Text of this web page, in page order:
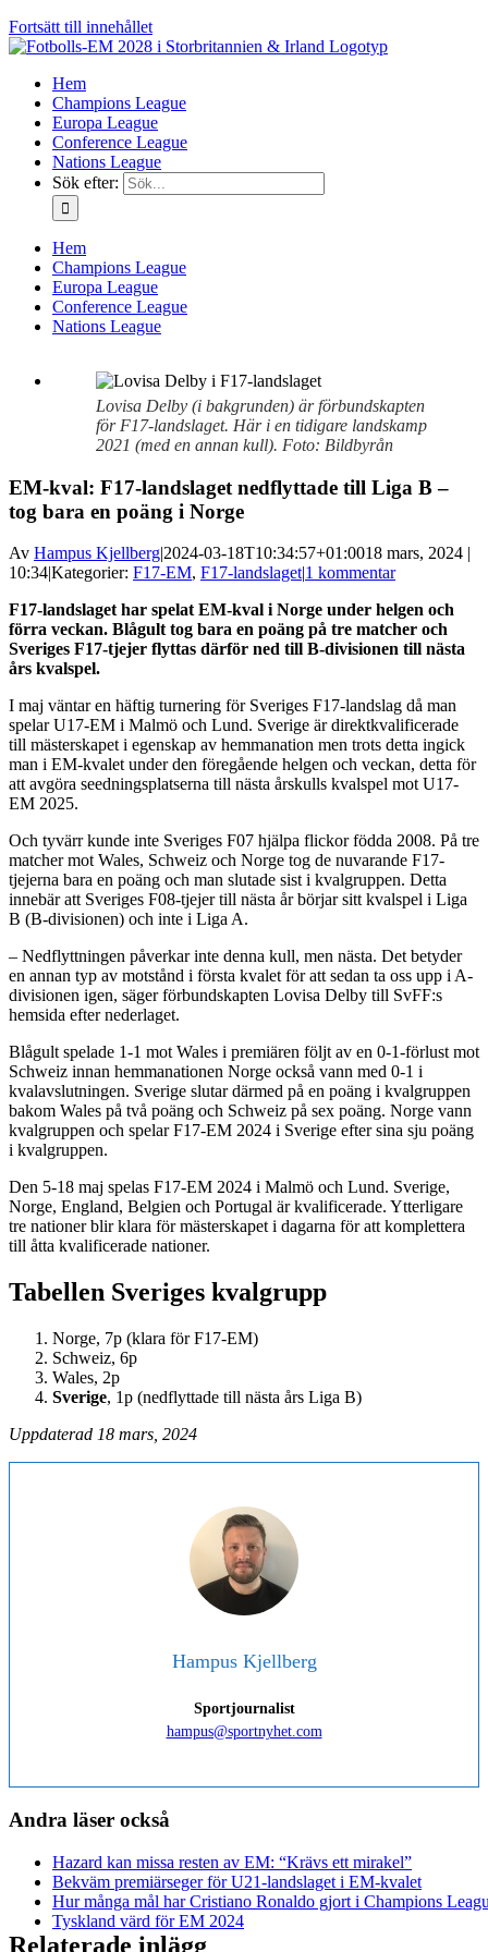
Fortsätt till innehållet
Hem
Champions League
Europa League
Conference League
Nations League
Sök efter:
Hem
Champions League
Europa League
Conference League
Nations League
Lovisa Delby (i bakgrunden) är förbundskapten
för F17-landslaget. Här i en tidigare landskamp
2021 (med en annan kull). Foto: Bildbyrån
EM-kval: F17-landslaget nedflyttade till Liga B –
tog bara en poäng i Norge
Av Hampus Kjellberg|2024-03-18T10:34:57+01:0018 mars, 2024 |
10:34|Kategorier: F17-EM, F17-landslaget|1 kommentar
F17-landslaget har spelat EM-kval i Norge under helgen och
förra veckan. Blågult tog bara en poäng på tre matcher och
Sveriges F17-tjejer flyttas därför ned till B-divisionen till nästa
års kvalspel.
I maj väntar en häftig turnering för Sveriges F17-landslag då man
spelar U17-EM i Malmö och Lund. Sverige är direktkvalificerade
till mästerskapet i egenskap av hemmanation men trots detta ingick
man i EM-kvalet under den föregående helgen och veckan, detta för
att avgöra seedningsplatserna till nästa årskulls kvalspel mot U17-
EM 2025.
Och tyvärr kunde inte Sveriges F07 hjälpa flickor födda 2008. På tre
matcher mot Wales, Schweiz och Norge tog de nuvarande F17-
tjejerna bara en poäng och man slutade sist i kvalgruppen. Detta
innebär att Sveriges F08-tjejer till nästa år börjar sitt kvalspel i Liga
B (B-divisionen) och inte i Liga A.
– Nedflyttningen påverkar inte denna kull, men nästa. Det betyder
en annan typ av motstånd i första kvalet för att sedan ta oss upp i A-
divisionen igen, säger förbundskapten Lovisa Delby till SvFF:s
hemsida efter nederlaget.
Blågult spelade 1-1 mot Wales i premiären följt av en 0-1-förlust mot
Schweiz innan hemmanationen Norge också vann med 0-1 i
kvalavslutningen. Sverige slutar därmed på en poäng i kvalgruppen
bakom Wales på två poäng och Schweiz på sex poäng. Norge vann
kvalgruppen och spelar F17-EM 2024 i Sverige efter sina sju poäng
i kvalgruppen.
Den 5-18 maj spelas F17-EM 2024 i Malmö och Lund. Sverige,
Norge, England, Belgien och Portugal är kvalificerade. Ytterligare
tre nationer blir klara för mästerskapet i dagarna för att komplettera
till åtta kvalificerade nationer.
Tabellen Sveriges kvalgrupp
Norge, 7p (klara för F17-EM)
Schweiz, 6p
Wales, 2p
Sverige, 1p (nedflyttade till nästa års Liga B)
Uppdaterad 18 mars, 2024
Hampus Kjellberg
Sportjournalist
hampus@sportnyhet.com
Andra läser också
Hazard kan missa resten av EM: “Krävs ett mirakel”
Bekväm premiärseger för U21-landslaget i EM-kvalet
Hur många mål har Cristiano Ronaldo gjort i Champions
Tyskland värd för EM 2024
Relaterade inlägg